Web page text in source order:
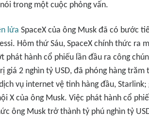
trong một cuộc phỏng vấn.
lửa SpaceX của ông Musk đã có bước
Hôm thứ Sáu, SpaceX chính thức
phát hành cổ phiếu lần đầu ra công
giá 2 nghìn tỷ USD, đã phóng hàng
vụ internet vệ tinh hàng đầu,
X của ông Musk. Việc phát hành cổ
ông Musk trở thành tỷ phú nghìn tỷ